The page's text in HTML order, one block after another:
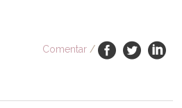
Comentar /